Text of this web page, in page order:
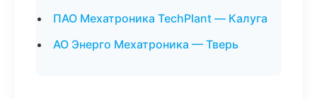
ПАО Мехатроника TechPlant — Калуга
АО Энерго Мехатроника — Тверь